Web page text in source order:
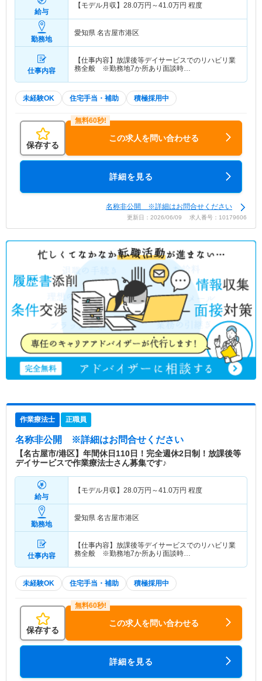
給与
【モデル月収】 28.0万円～41.0万円 程度
勤務地
愛知県 名古屋市港区
仕事内容
【仕事内容】放課後等デイサービスでのリハビリ業
務全般 ※勤務地7か所あり面談時…
未経験OK 住宅手当・補助 積極採用中
保存する
この求人を問い合わせる
詳細を見る
名称非公開 ※詳細はお問合せください
更新日：2026/06/09 求人番号：10179606
作業療法士 正職員
名称非公開 ※詳細はお問合せください
【名古屋市/港区】年間休日110日！完全週休2日制！放課後等
デイサービスで作業療法士さん募集です♪
給与
【モデル月収】 28.0万円～41.0万円 程度
勤務地
愛知県 名古屋市港区
仕事内容
【仕事内容】放課後等デイサービスでのリハビリ業
務全般 ※勤務地7か所あり面談時…
未経験OK 住宅手当・補助 積極採用中
保存する
この求人を問い合わせる
詳細を見る